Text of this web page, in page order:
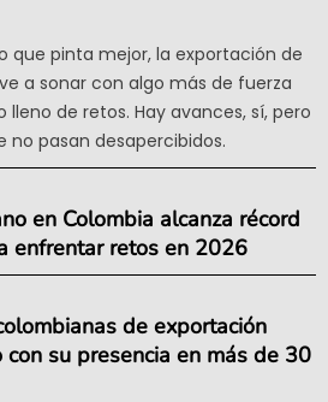
que pinta mejor, la exportación de
a sonar con algo más de fuerza
de retos. Hay avances, sí, pero
pasan desapercibidos.
en Colombia alcanza récord
enfrentar retos en 2026
de exportación
su presencia en más de 30